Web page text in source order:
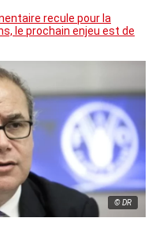
recule pour la
le prochain enjeu est de
© DR